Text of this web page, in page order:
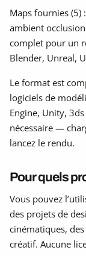
Maps fournies (5)
ambient
complet pour un
Blender, Unreal,
Le format est
logiciels de
Engine, Unity,
nécessaire —
lancez le rendu.
Pour quels
Vous pouvez
des projets de
cinématiques,
créatif. Aucune